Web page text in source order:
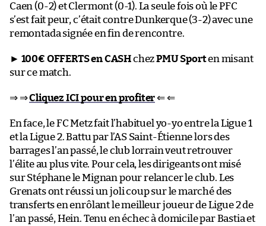
Caen (0-2) et Clermont (0-1). La seule fois où le PFC
s’est fait peur, c’était contre Dunkerque (3-2) avec une
remontada signée en fin de rencontre.
► 100€ OFFERTS en CASHchezPMU Sporten misant
sur ce match.
⇒ ⇒Cliquez ICI pour en profiter⇐ ⇐
En face, le FC Metz fait l’habituel yo-yo entre la Ligue 1
et la Ligue 2. Battu par l’AS Saint-Étienne lors des
barrages l’an passé, le club lorrain veut retrouver
l’élite au plus vite. Pour cela, les dirigeants ont misé
sur Stéphane le Mignan pour relancer le club. Les
Grenats ont réussi un joli coup sur le marché des
transferts en enrôlant le meilleur joueur de Ligue 2 de
l’an passé, Hein. Tenu en échec à domicile par Bastia et